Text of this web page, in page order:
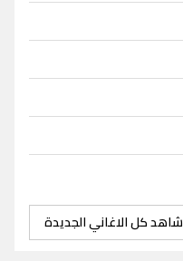
شاهد كل الاغاني الجديدة